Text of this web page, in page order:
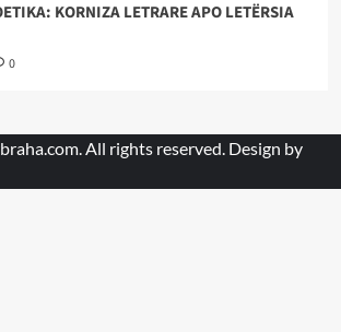
KORNIZA LETRARE APO LETËRSIA
0
. All rights reserved. Design by